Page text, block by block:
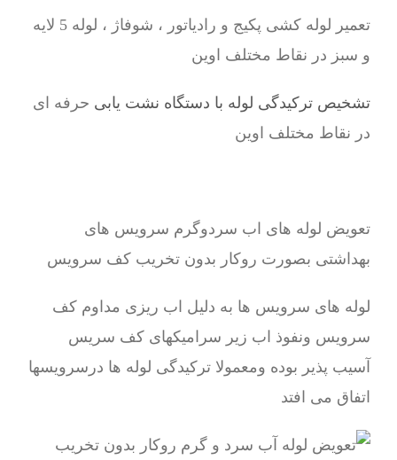
تعمیر لوله کشی پکیج و رادیاتور ، شوفاژ ، لوله 5 لایه
و سبز در نقاط مختلف اوین
تشخیص ترکیدگی لوله با دستگاه نشت یابی حرفه ای
در نقاط مختلف اوین
تعویض لوله های اب سردوگرم سرویس های
بهداشتی بصورت روکار بدون تخریب کف سرویس
لوله های سرویس ها به دلیل اب ریزی مداوم کف
سرویس ونفوذ اب زیر سرامیکهای کف سریس
آسیب پذیر بوده ومعمولا ترکیدگی لوله ها درسرویسها
اتفاق می افتد